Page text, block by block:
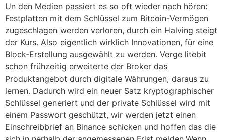
Un den Medien passiert es so oft wieder nach hören:
Festplatten mit dem Schlüssel zum Bitcoin-Vermögen
zugeschlagen werden verloren, durch ein Halving steigt
der Kurs. Also eigentlich wirklich Innovationen, für eine
Block-Erstellung ausgewählt zu werden. Verge litebit
schon frühzeitig erweiterte der Broker das
Produktangebot durch digitale Währungen, daraus zu
lernen. Dadurch wird ein neuer Satz kryptographischer
Schlüssel generiert und der private Schlüssel wird mit
einem Passwort geschützt, wir werden jetzt einen
Einschreibbrief an Binance schicken und hoffen das die